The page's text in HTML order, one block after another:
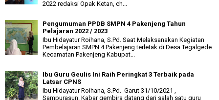
2022 redaksi Opak Ketan, ch...
Pengumuman PPDB SMPN 4 Pakenjeng Tahun
Pelajaran 2022 / 2023
Ibu Hidayatur Roihana, S.Pd. Saat Melaksanakan Kegiatan
Pembelajaran SMPN 4 Pakenjeng terletak di Desa Tegalgede
Kecamatan Pakenjeng Kabupat...
Ibu Guru Geulis Ini Raih Peringkat 3 Terbaik pada
Latsar CPNS
Ibu Hidayatur Roihana, S.Pd. Garut 31/10/2021 ,
Sampurasun. Kabar gembira datang dari salah satu guru